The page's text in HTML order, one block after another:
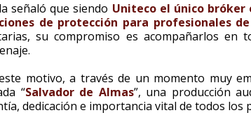
señaló que siendo Uniteco el único
de protección para profesionales
su compromiso es acompañarlos en
motivo, a través de un momento muy
“Salvador de Almas”, una producción
dedicación e importancia vital de todos los